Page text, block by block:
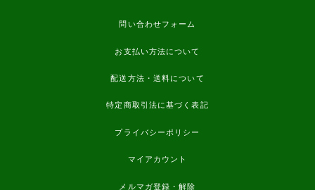
問い合わせフォーム
お支払い方法について
配送方法・送料について
特定商取引法に基づく表記
プライバシーポリシー
マイアカウント
メルマガ登録・解除